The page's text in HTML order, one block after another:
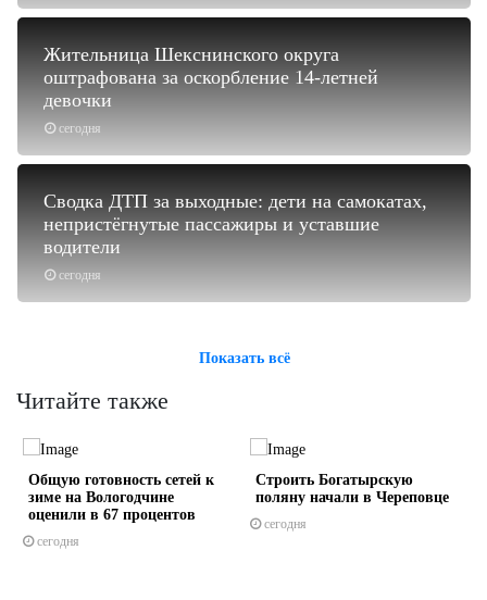
сегодня
Жительница Шекснинского округа
оштрафована за оскорбление 14-летней
девочки
сегодня
Сводка ДТП за выходные: дети на самокатах,
непристёгнутые пассажиры и уставшие
водители
Показать всё
Читайте также
Общую готовность сетей к
зиме на Вологодчине
оценили в 67 процентов
сегодня
Строить Богатырскую
поляну начали в Череповце
сегодня